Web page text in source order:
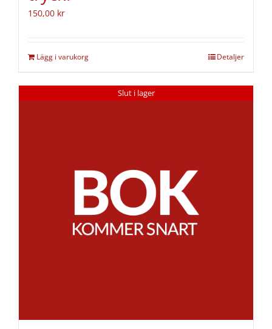
150,00 kr
Lägg i varukorg Detaljer
Slut i lager